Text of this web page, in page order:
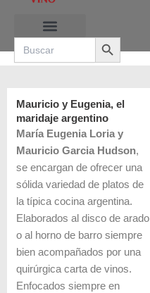
contenido
Search
for:
Search Button
Mauricio y Eugenia, el
maridaje argentino
María Eugenia Loria y
Mauricio Garcia Hudson,
se encargan de ofrecer una
sólida variedad de platos de
la típica cocina argentina.
Elaborados al disco de arado
o al horno de barro siempre
bien acompañados por una
quirúrgica carta de vinos.
Enfocados siempre en